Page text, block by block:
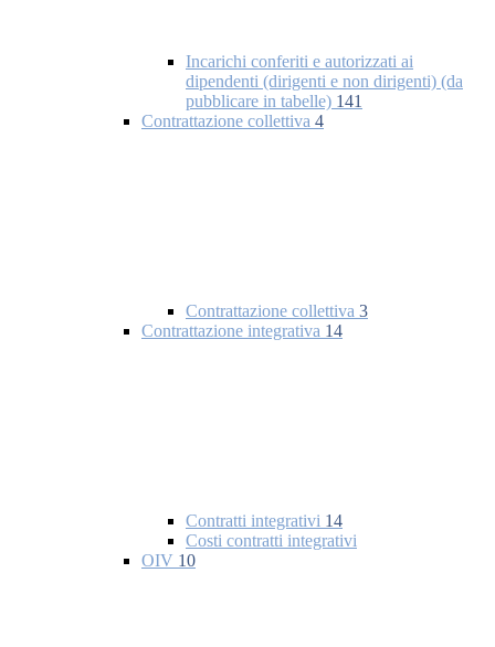
Incarichi conferiti e autorizzati ai
dipendenti (dirigenti e non dirigenti) (da
pubblicare in tabelle) 141
Contrattazione collettiva 4
Contrattazione collettiva 3
Contrattazione integrativa 14
Contratti integrativi 14
Costi contratti integrativi
OIV 10